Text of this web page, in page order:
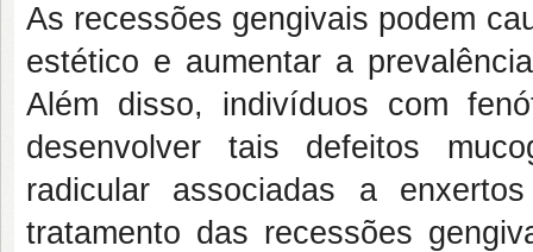
As recessões gengivais podem
estético e aumentar a
Além disso, indivíduos com
desenvolver tais defeitos
radicular associadas a
tratamento das recessões